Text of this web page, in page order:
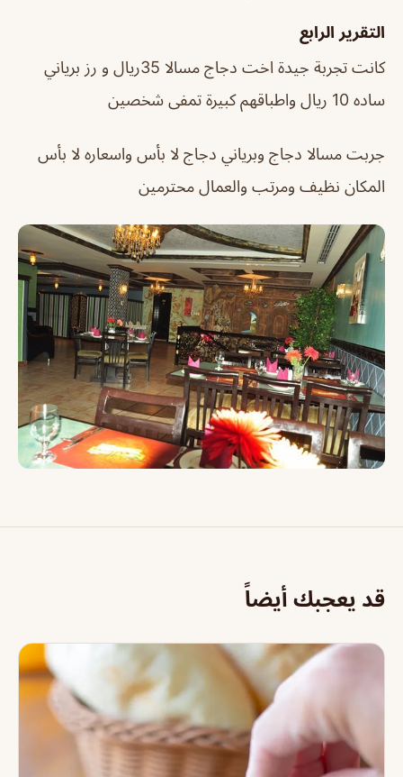
التقرير الرابع
كانت تجربة جيدة اخت دجاج مسالا 35ريال و رز برياني
ساده 10 ريال واطباقهم كبيرة تمفى شخصين
جربت مسالا دجاج وبرياني دجاج لا بأس واسعاره لا بأس
المكان نظيف ومرتب والعمال محترمين
قد يعجبك أيضاً